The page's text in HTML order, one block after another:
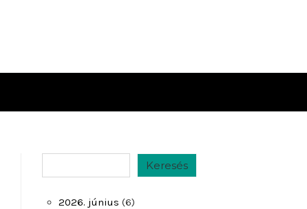
Keresés
2026. június (6)